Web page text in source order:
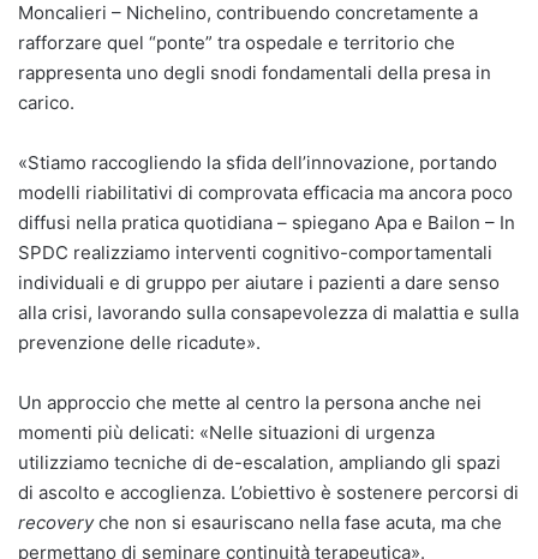
Moncalieri – Nichelino, contribuendo concretamente a
rafforzare quel “ponte” tra ospedale e territorio che
rappresenta uno degli snodi fondamentali della presa in
carico.
«Stiamo raccogliendo la sfida dell’innovazione, portando
modelli riabilitativi di comprovata efficacia ma ancora poco
diffusi nella pratica quotidiana – spiegano Apa e Bailon – In
SPDC realizziamo interventi cognitivo-comportamentali
individuali e di gruppo per aiutare i pazienti a dare senso
alla crisi, lavorando sulla consapevolezza di malattia e sulla
prevenzione delle ricadute».
Un approccio che mette al centro la persona anche nei
momenti più delicati: «Nelle situazioni di urgenza
utilizziamo tecniche di de-escalation, ampliando gli spazi
di ascolto e accoglienza. L’obiettivo è sostenere percorsi di
recoveryche non si esauriscano nella fase acuta, ma che
permettano di seminare continuità terapeutica».